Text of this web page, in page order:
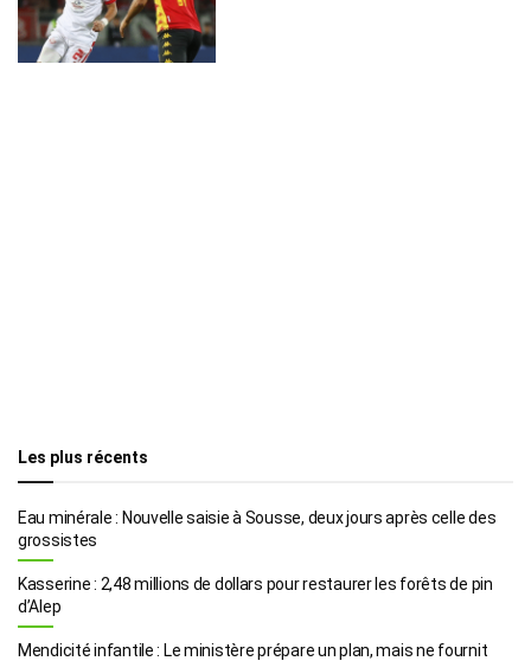
Les plus récents
Eau minérale : Nouvelle saisie à Sousse, deux jours après celle des
grossistes
Kasserine : 2,48 millions de dollars pour restaurer les forêts de pin
d’Alep
Mendicité infantile : Le ministère prépare un plan, mais ne fournit